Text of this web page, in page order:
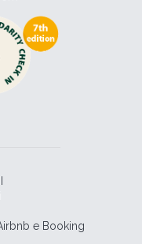
e Booking